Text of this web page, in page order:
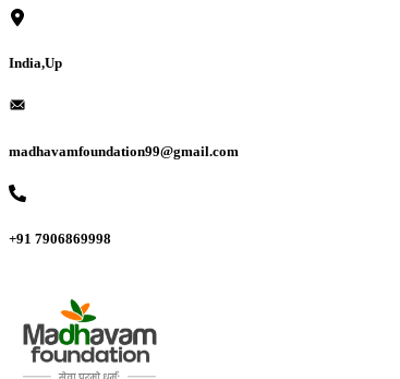
India,Up
madhavamfoundation99@gmail.com
+91 7906869998